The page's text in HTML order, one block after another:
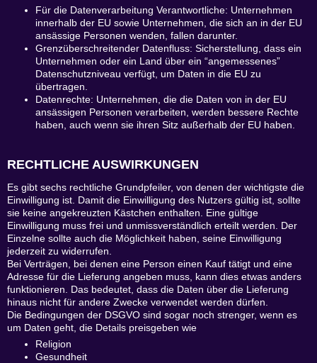
Für die Datenverarbeitung Verantwortliche: Unternehmen
innerhalb der EU sowie Unternehmen, die sich an in der EU
ansässige Personen wenden, fallen darunter.
Grenzüberschreitender Datenfluss: Sicherstellung, dass ein
Unternehmen oder ein Land über ein “angemessenes”
Datenschutzniveau verfügt, um Daten in die EU zu
übertragen.
Datenrechte: Unternehmen, die die Daten von in der EU
ansässigen Personen verarbeiten, werden bessere Rechte
haben, auch wenn sie ihren Sitz außerhalb der EU haben.
RECHTLICHE AUSWIRKUNGEN
Es gibt sechs rechtliche Grundpfeiler, von denen der wichtigste die
Einwilligung ist. Damit die Einwilligung des Nutzers gültig ist, sollte
sie keine angekreuzten Kästchen enthalten. Eine gültige
Einwilligung muss frei und unmissverständlich erteilt werden. Der
Einzelne sollte auch die Möglichkeit haben, seine Einwilligung
jederzeit zu widerrufen.
Bei Verträgen, bei denen eine Person einen Kauf tätigt und eine
Adresse für die Lieferung angeben muss, kann dies etwas anders
funktionieren. Das bedeutet, dass die Daten über die Lieferung
hinaus nicht für andere Zwecke verwendet werden dürfen.
Die Bedingungen der DSGVO sind sogar noch strenger, wenn es
um Daten geht, die Details preisgeben wie
Religion
Gesundheit